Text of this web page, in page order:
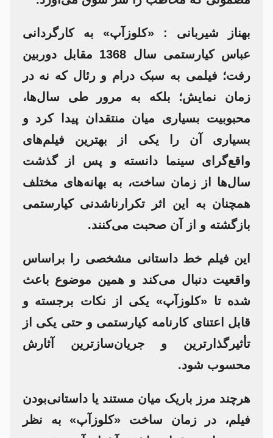
بهناز شیربانی :
«کلوزآپ» به کارگردانی
عباس کیارستمی سال 1368 مقابل دوربین
رفت؛ فیلمی به سبک درام و رئال که نه در
زمان نمایش؛ بلکه به مرور طی سال‌ها،
محبوبیت بسیاری میان منتقدان پیدا کرد و
بسیاری آن را یکی از بهترین فیلم‌های
واقع‌گرای سینما دانسته و پس از گذشت
سال‌ها از زمان ساخت، به بهانه‌های مختلف
همچنان به این اثر تکرارناشدنی کیارستمی
بازگشته و از آن صحبت می‌کنند.
این فیلم خط داستانی مشخصی را براساس
واقعیت دنبال می‌کند و همین موضوع باعث
شده تا «کلوزآپ» یکی از نکات برجسته و
قابل اعتنای کارنامه کیارستمی و حتی یکی از
تأثیرگذارترین و جریان‌سازترین آثارش
محسوب شود.
هرچند مرز باریک میان مستند یا داستانی‌بودن
فیلم، در زمان ساخت «کلوزآپ» به نظر